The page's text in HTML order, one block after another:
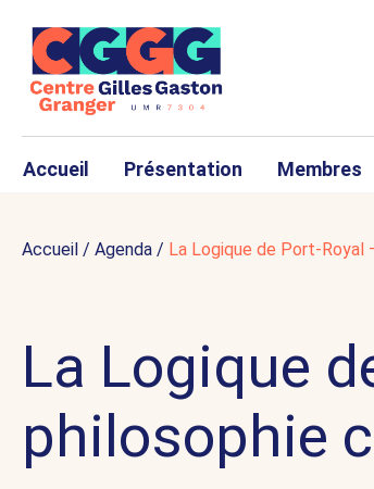
Accueil Présentation Membres
Accueil / Agenda / La Logique de Port-Royal
La Logique
philosophie